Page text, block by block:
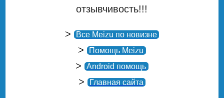
отзывчивость!!!
> Все Meizu по новизне
> Помощь Meizu
> Android помощь
> Главная сайта